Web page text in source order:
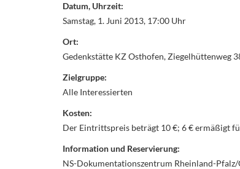
Datum, Uhrzeit:
Samstag, 1. Juni 2013, 17:00 Uhr
Ort:
Gedenkstätte KZ Osthofen, Ziegelhüttenweg
Zielgruppe:
Alle Interessierten
Kosten:
Der Eintrittspreis beträgt 10 €; 6 € ermäßigt
Information und Reservierung:
NS-Dokumentationszentrum Rheinland-